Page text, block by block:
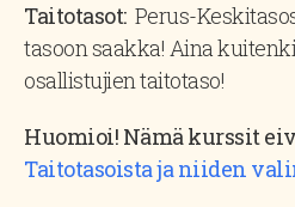
Taitotasot: Perus-
tasoon saakka! Aina
osallistujien taitotaso!
Huomioi! Nämä kurssit
Taitotasoista ja niiden